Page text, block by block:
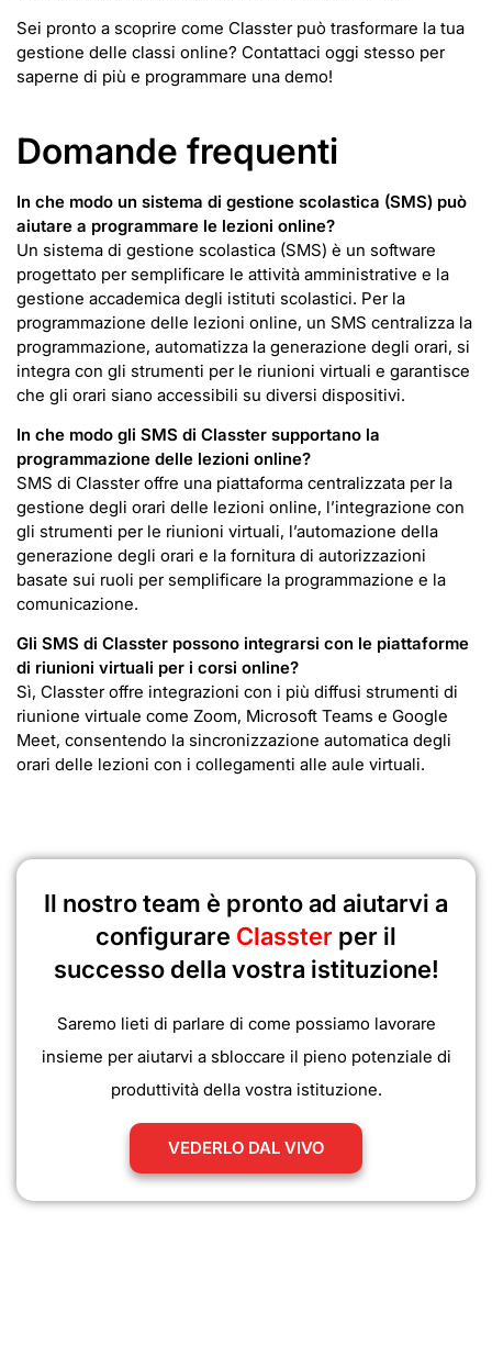
Sei pronto a scoprire come Classter può trasformare la tua
gestione delle classi online? Contattaci oggi stesso per
saperne di più e programmare una demo!
Domande frequenti
In che modo un sistema di gestione scolastica (SMS) può
aiutare a programmare le lezioni online?
Un sistema di gestione scolastica (SMS) è un software
progettato per semplificare le attività amministrative e la
gestione accademica degli istituti scolastici. Per la
programmazione delle lezioni online, un SMS centralizza la
programmazione, automatizza la generazione degli orari, si
integra con gli strumenti per le riunioni virtuali e garantisce
che gli orari siano accessibili su diversi dispositivi.
In che modo gli SMS di Classter supportano la
programmazione delle lezioni online?
SMS di Classter offre una piattaforma centralizzata per la
gestione degli orari delle lezioni online, l’integrazione con
gli strumenti per le riunioni virtuali, l’automazione della
generazione degli orari e la fornitura di autorizzazioni
basate sui ruoli per semplificare la programmazione e la
comunicazione.
Gli SMS di Classter possono integrarsi con le piattaforme
di riunioni virtuali per i corsi online?
Sì, Classter offre integrazioni con i più diffusi strumenti di
riunione virtuale come Zoom, Microsoft Teams e Google
Meet, consentendo la sincronizzazione automatica degli
orari delle lezioni con i collegamenti alle aule virtuali.
Il nostro team è pronto ad aiutarvi a
configurare Classter per il
successo della vostra istituzione!
Saremo lieti di parlare di come possiamo lavorare
insieme per aiutarvi a sbloccare il pieno potenziale di
produttività della vostra istituzione.
VEDERLO DAL VIVO